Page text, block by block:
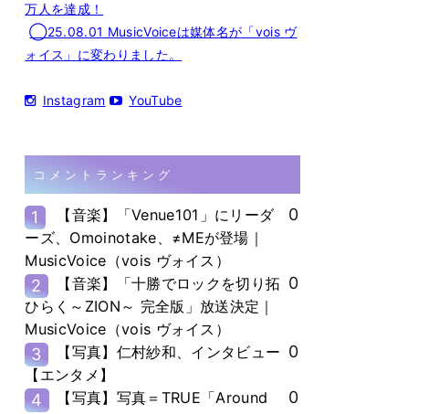
万人を達成！
◯25.08.01 MusicVoiceは媒体名が「vois ヴ
ォイス」に変わりました。
Instagram YouTube
コメントランキング
1
【音楽】「Venue101」にリーダ
ーズ、Omoinotake、≠MEが登場｜
MusicVoice（vois ヴォイス）
0
2
【音楽】「十勝でロックを切り拓
ひらく～ZION～ 完全版」放送決定｜
MusicVoice（vois ヴォイス）
0
3
【写真】仁村紗和、インタビュー
【エンタメ】
0
4
【写真】写真＝TRUE「Around
0